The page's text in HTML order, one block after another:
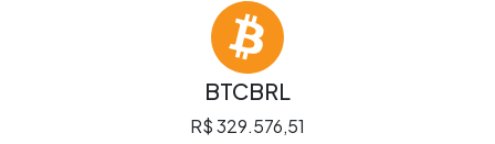
BTCBRL
R$ 329.576,51